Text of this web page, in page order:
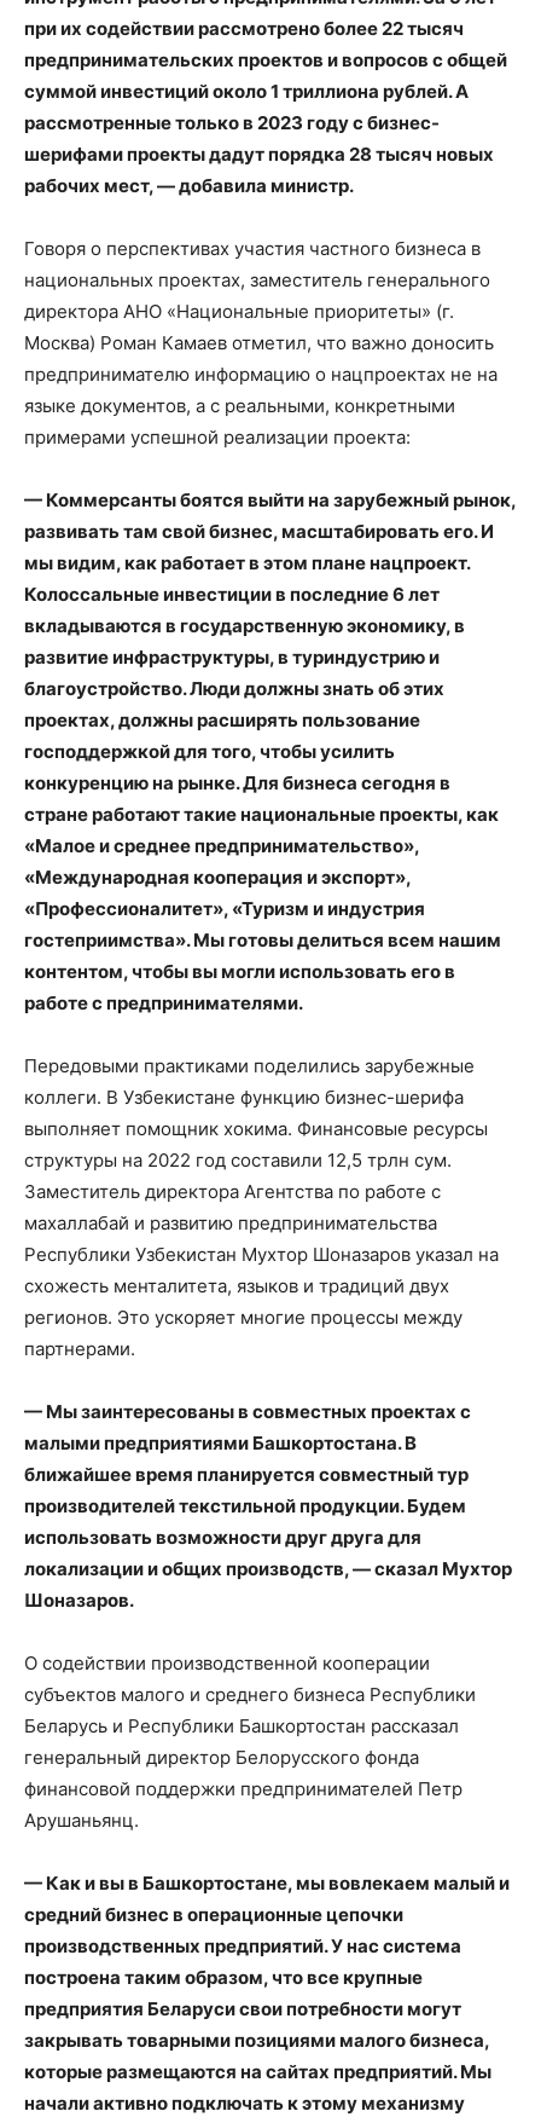
при их содействии рассмотрено более 22 тысяч
предпринимательских проектов и вопросов с общей
суммой инвестиций около 1 триллиона рублей. А
рассмотренные только в 2023 году с бизнес-
шерифами проекты дадут порядка 28 тысяч новых
рабочих мест, — добавила министр.
Говоря о перспективах участия частного бизнеса в
национальных проектах, заместитель генерального
директора АНО «Национальные приоритеты» (г.
Москва) Роман Камаев отметил, что важно доносить
предпринимателю информацию о нацпроектах не на
языке документов, а с реальными, конкретными
примерами успешной реализации проекта:
— Коммерсанты боятся выйти на зарубежный рынок,
развивать там свой бизнес, масштабировать его. И
мы видим, как работает в этом плане нацпроект.
Колоссальные инвестиции в последние 6 лет
вкладываются в государственную экономику, в
развитие инфраструктуры, в туриндустрию и
благоустройство. Люди должны знать об этих
проектах, должны расширять пользование
господдержкой для того, чтобы усилить
конкуренцию на рынке. Для бизнеса сегодня в
стране работают такие национальные проекты, как
«Малое и среднее предпринимательство»,
«Международная кооперация и экспорт»,
«Профессионалитет», «Туризм и индустрия
гостеприимства». Мы готовы делиться всем нашим
контентом, чтобы вы могли использовать его в
работе с предпринимателями.
Передовыми практиками поделились зарубежные
коллеги. В Узбекистане функцию бизнес-шерифа
выполняет помощник хокима. Финансовые ресурсы
структуры на 2022 год составили 12,5 трлн сум.
Заместитель директора Агентства по работе с
махаллабай и развитию предпринимательства
Республики Узбекистан Мухтор Шоназаров указал на
схожесть менталитета, языков и традиций двух
регионов. Это ускоряет многие процессы между
партнерами.
— Мы заинтересованы в совместных проектах с
малыми предприятиями Башкортостана. В
ближайшее время планируется совместный тур
производителей текстильной продукции. Будем
использовать возможности друг друга для
локализации и общих производств, — сказал Мухтор
Шоназаров.
О содействии производственной кооперации
субъектов малого и среднего бизнеса Республики
Беларусь и Республики Башкортостан рассказал
генеральный директор Белорусского фонда
финансовой поддержки предпринимателей Петр
Арушаньянц.
— Как и вы в Башкортостане, мы вовлекаем малый и
средний бизнес в операционные цепочки
производственных предприятий. У нас система
построена таким образом, что все крупные
предприятия Беларуси свои потребности могут
закрывать товарными позициями малого бизнеса,
которые размещаются на сайтах предприятий. Мы
начали активно подключать к этому механизму